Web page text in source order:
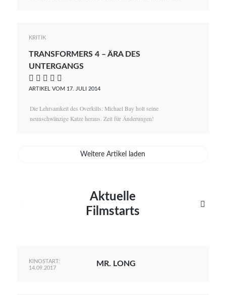
KRITIK
TRANSFORMERS 4 – ÄRA DES
UNTERGANGS
    
ARTIKEL VOM 17. JULI 2014
Die Lehrsamkeit des Overkills: Michael Bay holt seine
neunschwänzige Katze heraus. Zeit für Änderungen!
Weitere Artikel laden
Aktuelle
Filmstarts

KINOSTART:
14.09.2017
MR. LONG